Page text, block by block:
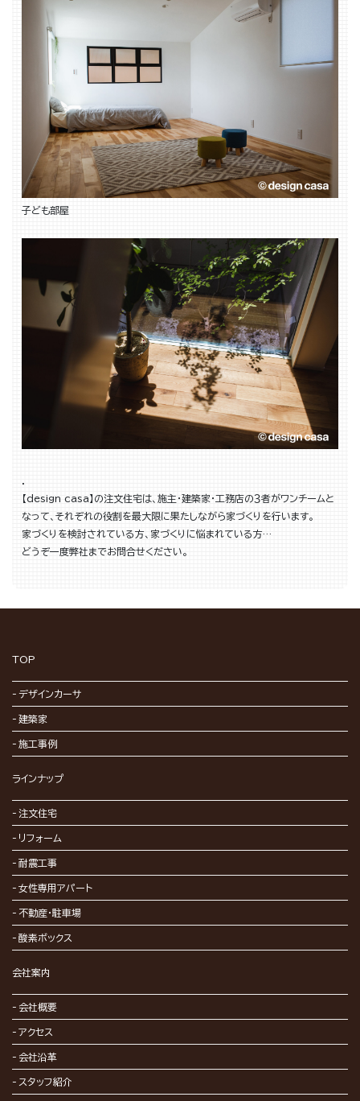
子ども部屋
【design casa】の注文住宅は、施主・建築家・工務店の３者がワンチームと
なって、それぞれの役割を最大限に果たしながら家づくりを行います。
家づくりを検討されている方、家づくりに悩まれている方…
どうぞ一度弊社までお問合せください。
TOP
デザインカーサ
建築家
施工事例
ラインナップ
注文住宅
リフォーム
耐震工事
女性専用アパート
不動産・駐車場
酸素ボックス
会社案内
会社概要
アクセス
会社沿革
スタッフ紹介